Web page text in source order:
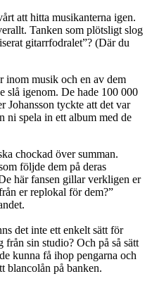
att hitta musikanterna igen.
Tanken som plötsligt slog
gitarrfodralet”? (Där du
inom musik och en av dem
slå igenom. De hade 100 000
Johansson tyckte att det var
ni spela in ett album med de
chockad över summan.
följde dem på deras
här fansen gillar verkligen er
er replokal för dem?”
det inte ett enkelt sätt för
sin studio? Och på så sätt
kunna få ihop pengarna och
blancolån på banken.